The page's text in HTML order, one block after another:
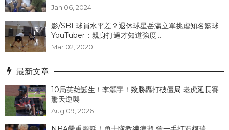
Jan 06, 2024
影/SBL球員水平差？退休球星岳瀛立單挑虐知名籃球
YouTuber：親身打過才知道強度...
Mar 02, 2020
最新文章
10局英雄誕生！李灝宇！致勝轟打破僵局 老虎延長賽
驚天逆襲
Aug 09, 2026